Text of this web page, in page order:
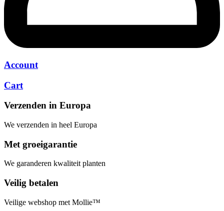
Account
Cart
Verzenden in Europa
We verzenden in heel Europa
Met groeigarantie
We garanderen kwaliteit planten
Veilig betalen
Veilige webshop met Mollie™